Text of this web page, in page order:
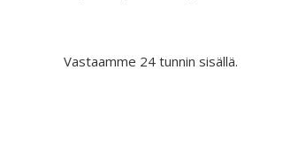
Vastaamme 24 tunnin sisällä.